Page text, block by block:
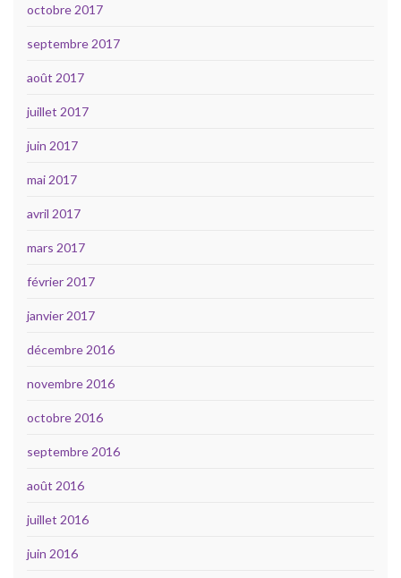
octobre 2017
septembre 2017
août 2017
juillet 2017
juin 2017
mai 2017
avril 2017
mars 2017
février 2017
janvier 2017
décembre 2016
novembre 2016
octobre 2016
septembre 2016
août 2016
juillet 2016
juin 2016